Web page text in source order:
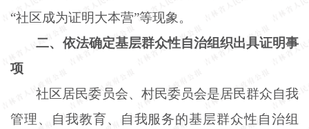
“社区成为证明大本营”等现象。
二、依法确定基层群众性自治组织出具证明事
项
社区居民委员会、村民委员会是居民群众自我
管理、自我教育、自我服务的基层群众性自治组